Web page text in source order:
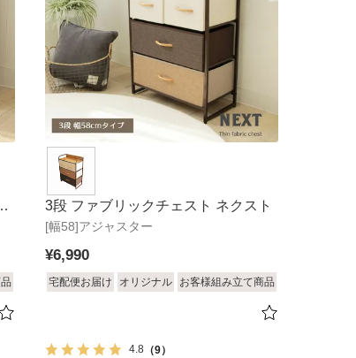
[幅58]アジャスター
3段 ファブリックチェスト ネクスト
¥6,990
宅配便お届け オリジナル お客様組み立て商品
4.8 （9）